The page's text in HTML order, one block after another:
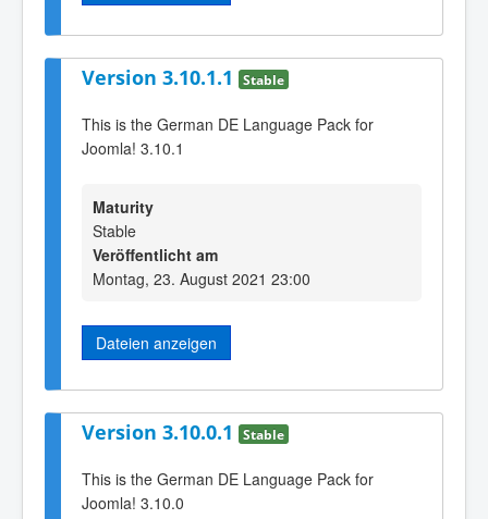
Version 3.10.1.1 Stable
This is the German DE Language Pack for
Joomla! 3.10.1
Maturity
Stable
Veröffentlicht am
Montag, 23. August 2021 23:00
Dateien anzeigen
Version 3.10.0.1 Stable
This is the German DE Language Pack for
Joomla! 3.10.0